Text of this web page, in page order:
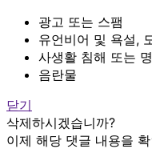
광고 또는 스팸
유언비어 및 욕설,
사생활 침해 또는
음란물
닫기
삭제하시겠습니까?
이제 해당 댓글 내용을